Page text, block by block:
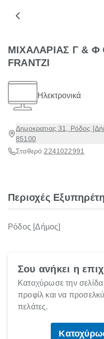
ΜΙΧΑΛΑΡΙΑΣ Γ & Φ
FRANTZI
Ηλεκτρονικά
Δημοκρατιας 31, Ρόδος
85100
Σταθερό:2241022991
Περιοχές
Ρόδος [Δήμος]
Σου ανήκει η
Κατοχύρωσε την σελίδα
προφίλ και να
πελάτες.